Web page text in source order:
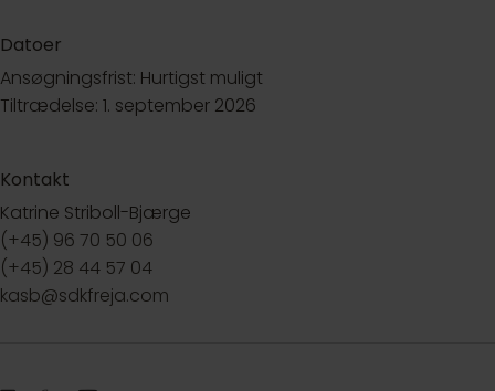
Datoer
Ansøgningsfrist: Hurtigst muligt
Tiltrædelse: 1. september 2026
Kontakt
Katrine Striboll-Bjærge
(+45) 96 70 50 06
(+45) 28 44 57 04
kasb@sdkfreja.com